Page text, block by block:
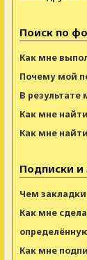
Поиск по
Как мне
Почему мой
В результате
Как мне
Как мне
Подписки и
Чем
Как мне
Как мне